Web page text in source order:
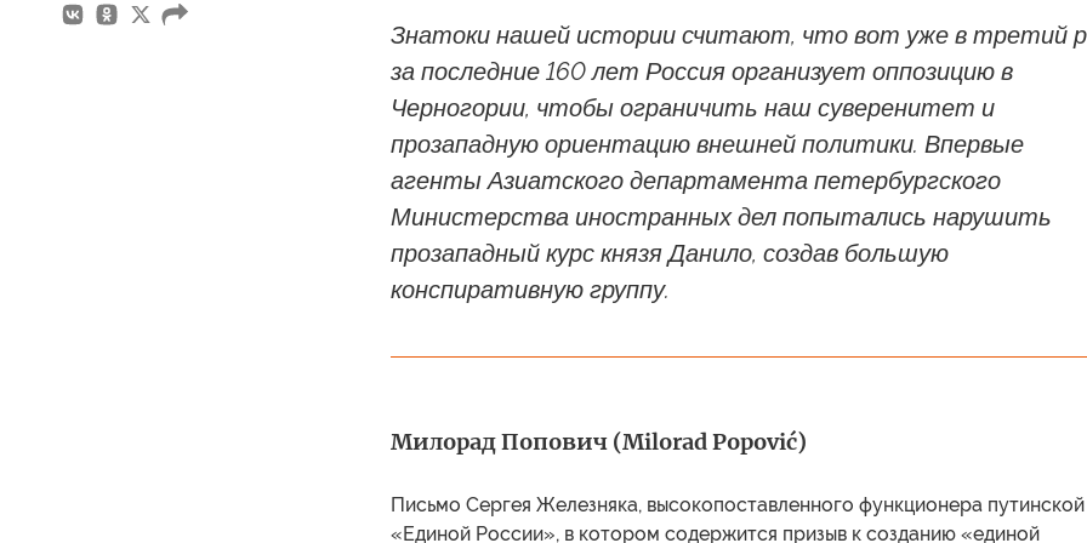
Знатоки нашей истории считают, что вот уже в третий
за последние 160 лет Россия организует оппозицию в
Черногории, чтобы ограничить наш суверенитет и
прозападную ориентацию внешней политики. Впервые
агенты Азиатского департамента петербургского
Министерства иностранных дел попытались нарушить
прозападный курс князя Данило, создав большую
конспиративную группу.
Милорад Попович (Milorad Popović)
Письмо Сергея Железняка, высокопоставленного функционера путинской
«Единой России», в котором содержится призыв к созданию «единой